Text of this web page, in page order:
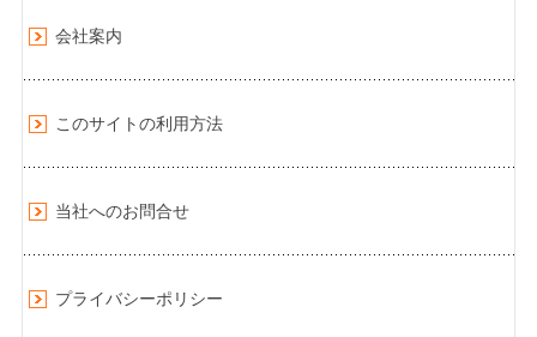
会社案内
このサイトの利用方法
当社へのお問合せ
プライバシーポリシー